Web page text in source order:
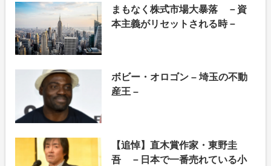
まもなく株式市場大暴落 －資
本主義がリセットされる時－
ボビー・オロゴン – 埼玉の不動
産王 –
【追悼】直木賞作家・東野圭
吾 －日本で一番売れている小